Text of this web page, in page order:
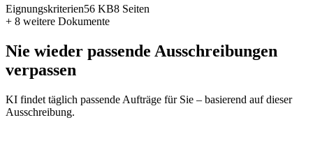
Eignungskriterien56 KB8 Seiten
+ 8 weitere Dokumente
Nie wieder passende Ausschreibungen
verpassen
KI findet täglich passende Aufträge für Sie – basierend auf dieser
Ausschreibung.